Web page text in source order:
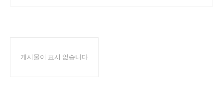
게시물이 표시 없습니다